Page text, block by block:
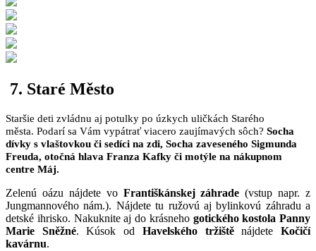
7. Staré Město
Staršie deti zvládnu aj potulky po úzkych uličkách Starého
města. Podarí sa Vám vypátrať viacero zaujímavých sôch? Socha
dívky s vlaštovkou či sedíci na zdi, Socha zaveseného Sigmunda
Freuda, otočná hlava Franza Kafky či motýle na nákupnom
centre Máj.
Zelenú oázu nájdete vo Františkánskej záhrade (vstup napr. z
Jungmannového nám.). Nájdete tu ružovú aj bylinkovú záhradu a
detské ihrisko. Nakuknite aj do krásneho gotického kostola Panny
Marie Sněžné. Kúsok od Havelského tržištěnájdeteKočičí
kavárnu.